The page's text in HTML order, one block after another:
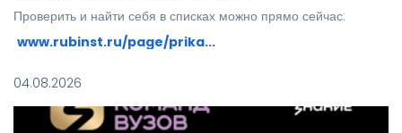
Проверить и найти себя в списках можно прямо сейчас:
www.rubinst.ru/page/prika...
непростой путь! Ваше место в нашей дружной семье уже
04.08.2026